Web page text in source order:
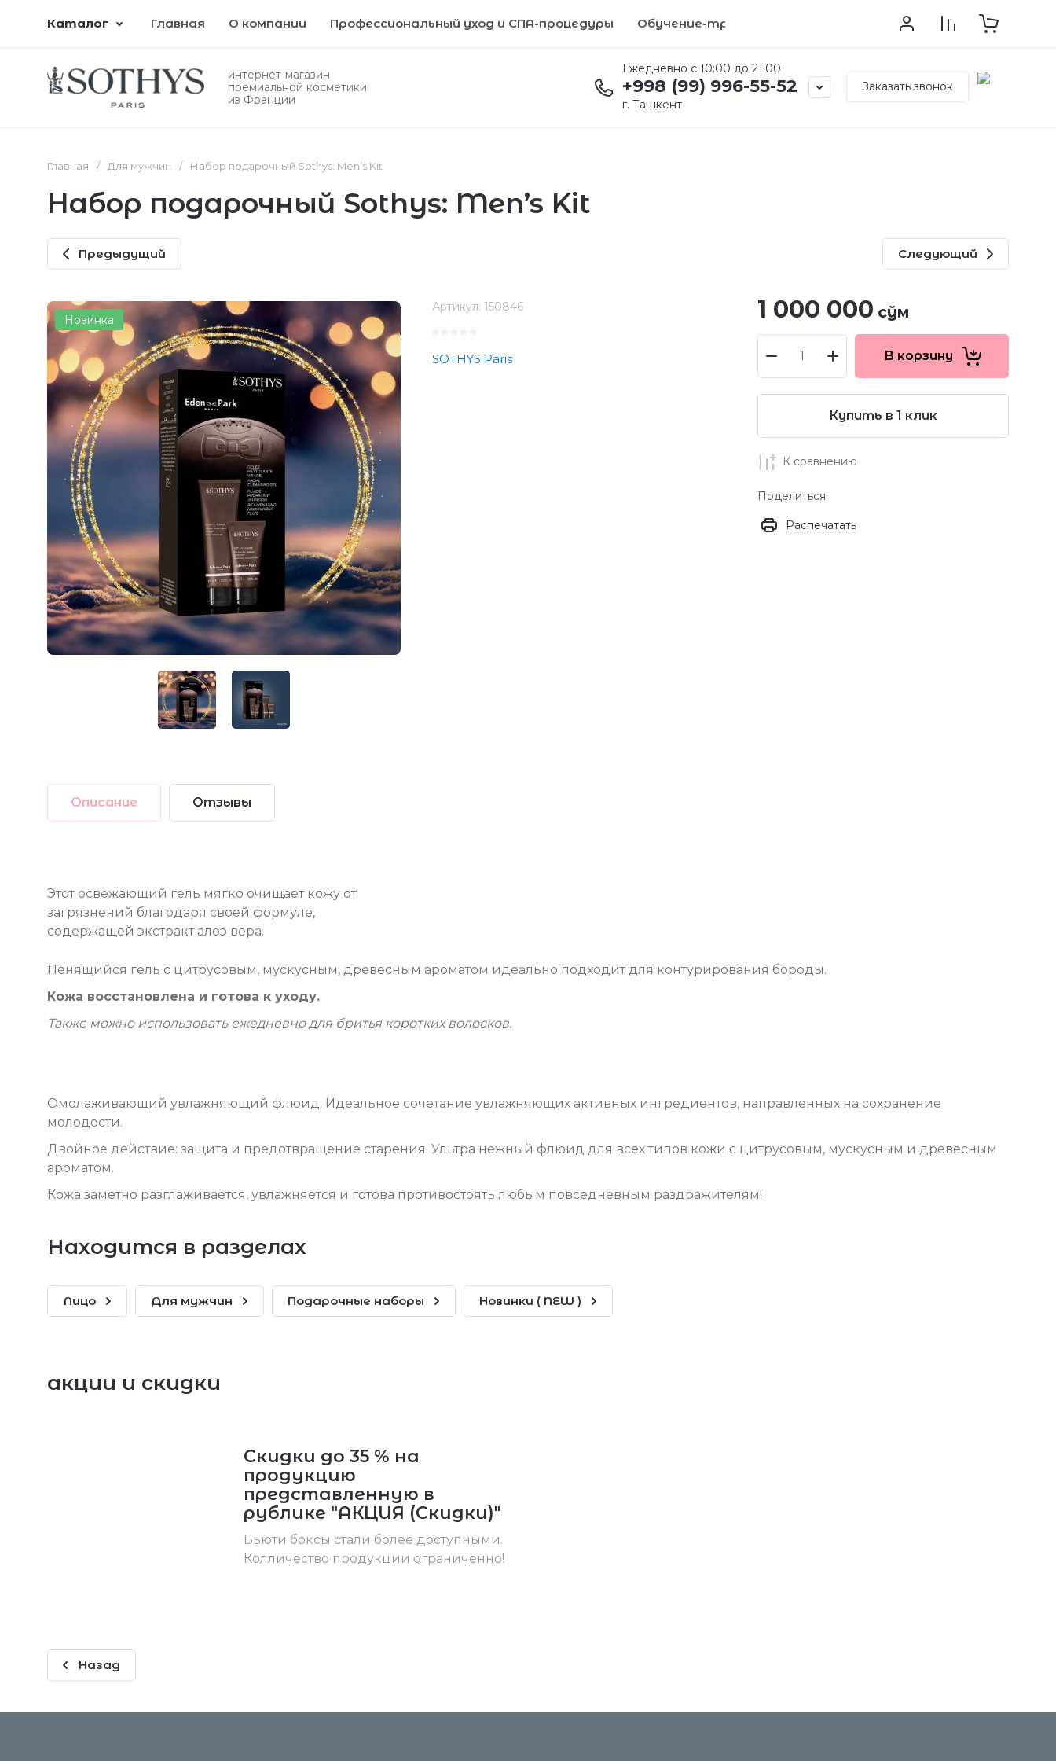
Каталог Главная О компании Профессиональный уход и СПА-процедуры Обучение-тренинг Регистрация
интернет-магазин
премиальной косметики
из Франции
Ежедневно с 10:00 до 21:00
+998 (99) 996-55-52
г. Ташкент
Заказать звонок
Главная / Для мужчин / Набор подарочный Sothys: Men’s Kit
Набор подарочный Sothys: Men’s Kit
Предыдущий Следующий
Новинка
Артикул: 150846
SOTHYS Paris
1 000 000 сўм
В корзину
Купить в 1 клик
К сравнению
Поделиться
Распечатать
Описание Отзывы
Этот освежающий гель мягко очищает кожу от
загрязнений благодаря своей формуле,
содержащей экстракт алоэ вера.
Пенящийся гель с цитрусовым, мускусным, древесным ароматом идеально подходит для контурирования бороды.
Кожа восстановлена и готова к уходу.
Также можно использовать ежедневно для бритья коротких волосков.
Омолаживающий увлажняющий флюид. Идеальное сочетание увлажняющих активных ингредиентов, направленных на сохранение
молодости.
Двойное действие: защита и предотвращение старения. Ультра нежный флюид для всех типов кожи с цитрусовым, мускусным и древесным
ароматом.
Кожа заметно разглаживается, увлажняется и готова противостоять любым повседневным раздражителям!
Находится в разделах
Лицо Для мужчин Подарочные наборы Новинки ( NEW )
акции и скидки
Скидки до 35 % на
продукцию
представленную в
рублике "АКЦИЯ (Скидки)"
Бьюти боксы стали более доступными.
Колличество продукции ограниченно!
Назад